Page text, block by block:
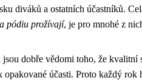
diváků a ostatních účastníků.
pódiu prožívají, je pro mnohé z
dobře vědomi toho, že kvalitní
účasti. Proto každý rok